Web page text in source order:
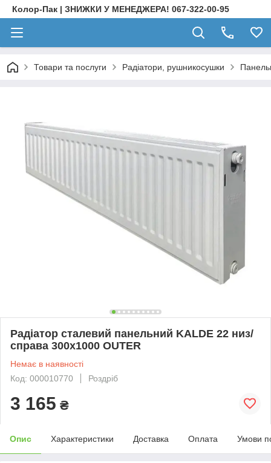
Колор-Пак | ЗНИЖКИ У МЕНЕДЖЕРА! 067-322-00-95
Товари та послуги Радіатори, рушникосушки
Радіатор сталевий панельний KALDE 22 низ/
справа 300х1000 OUTER
Немає в наявності
Код: 000010770
Роздріб
3 165 ₴
Опис Характеристики Доставка Оплата Умови